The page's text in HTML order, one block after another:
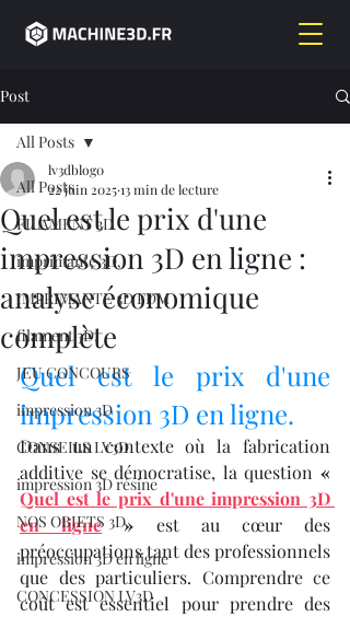
Post
All Posts
FILAMENT 3D
imprimante 3D,
IMPRIMANTE 3D FDM
filament 3D,
JEU CONCOURS
impression 3D
CONSEILS LV3D
impression 3D résine
NOS OBJETS 3D
impression 3D en ligne
CONCESSION LV3D
All Posts
Quel est le prix d'une
impression 3D en ligne :
analyse économique
complète
lv3dblog0
22 juin 202513 min de lecture
Quel est le prix d'une
impression 3D en ligne.
Dans un contexte où la fabrication
additive se démocratise, la question
Quel est le prix d'une impression 3D
en ligne » est au cœur des
préoccupations tant des professionnels
que des particuliers. Comprendre ce
coût est essentiel pour prendre des